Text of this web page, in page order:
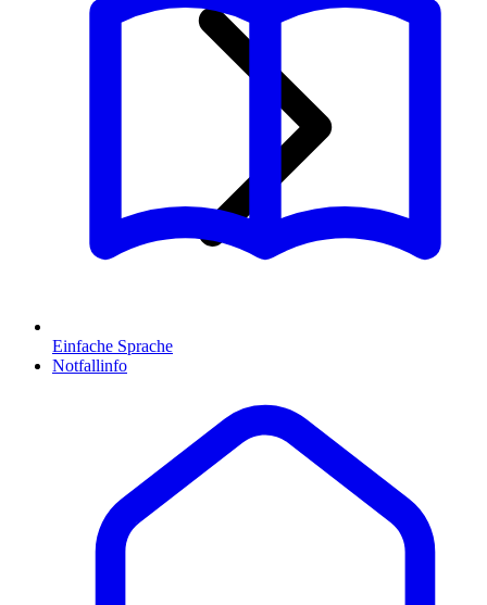
Einfache Sprache
Notfallinfo